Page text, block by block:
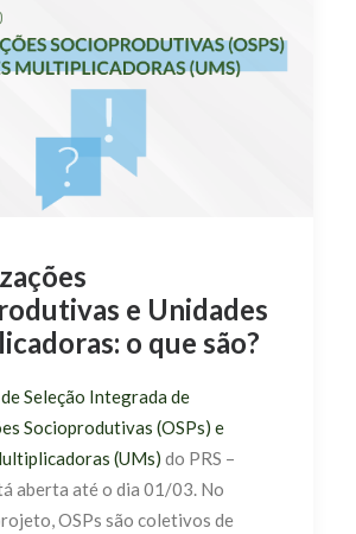
e Unidades
o que são?
Seleção Integrada de
Socioprodutivas (OSPs) e
(UMs) do PRS –
aberta até o dia 01/03. No
OSPs são coletivos de